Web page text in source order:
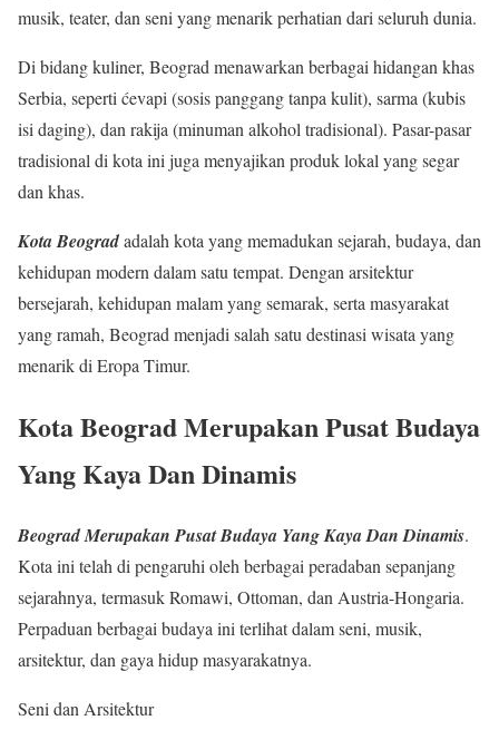
musik, teater, dan seni yang menarik perhatian dari seluruh dunia.
Di bidang kuliner, Beograd menawarkan berbagai hidangan khas
Serbia, seperti ćevapi (sosis panggang tanpa kulit), sarma (kubis
isi daging), dan rakija (minuman alkohol tradisional). Pasar-pasar
tradisional di kota ini juga menyajikan produk lokal yang segar
dan khas.
Kota Beogradadalah kota yang memadukan sejarah, budaya, dan
kehidupan modern dalam satu tempat. Dengan arsitektur
bersejarah, kehidupan malam yang semarak, serta masyarakat
yang ramah, Beograd menjadi salah satu destinasi wisata yang
menarik di Eropa Timur.
Kota Beograd Merupakan Pusat Budaya
Yang Kaya Dan Dinamis
Beograd Merupakan Pusat Budaya Yang Kaya Dan Dinamis.
Kota ini telah di pengaruhi oleh berbagai peradaban sepanjang
sejarahnya, termasuk Romawi, Ottoman, dan Austria-Hongaria.
Perpaduan berbagai budaya ini terlihat dalam seni, musik,
arsitektur, dan gaya hidup masyarakatnya.
Seni dan Arsitektur